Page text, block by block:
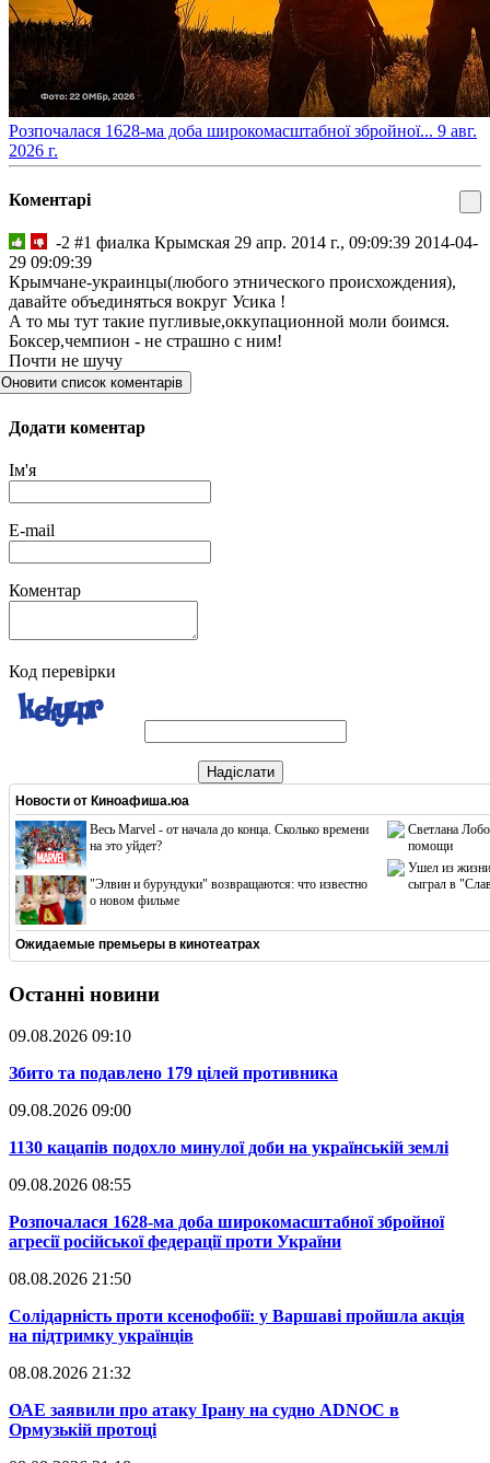
​Розпочалася 1628-ма доба широкомасштабної збройної... 9 авг.
2026 г.
Коментарі
-2 #1 фиалка Крымская 29 апр. 2014 г., 09:09:39 2014-04-
29 09:09:39
Крымчане-украинцы(любого этнического происхождения),
давайте объединяться вокруг Усика !
А то мы тут такие пугливые,оккупационной моли боимся.
Боксер,чемпион - не страшно с ним!
Почти не шучу
Оновити список коментарів
Додати коментар
Ім'я
E-mail
Коментар
Код перевірки
Надіслати
Новости от Киноафиша.юа
Весь Marvel - от начала до конца. Сколько времени
на это уйдет?
"Элвин и бурундуки" возвращаются: что известно
о новом фильме
Светлана
помощи
Ушел из жизни
сыграл в
Ожидаемые премьеры в кинотеатрах
Останні новини
09.08.2026 09:10
​Збито та подавлено 179 цілей противника
09.08.2026 09:00
​1130 кацапів подохло минулої доби на українській землі
09.08.2026 08:55
​Розпочалася 1628-ма доба широкомасштабної збройної
агресії російської федерації проти України
08.08.2026 21:50
​Солідарність проти ксенофобії: у Варшаві пройшла акція
на підтримку українців
08.08.2026 21:32
​ОАЕ заявили про атаку Ірану на судно ADNOC в
Ормузькій протоці